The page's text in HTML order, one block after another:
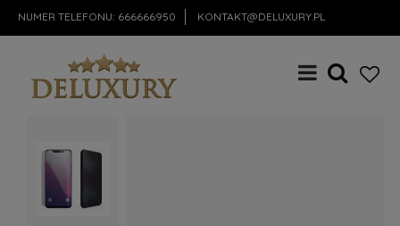
NUMER TELEFONU: 666666950 KONTAKT@DELUXURY.PL